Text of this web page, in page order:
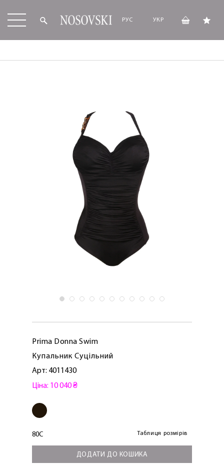
РУС УКР
Prima Donna Swim
Купальник Суцільний
Арт: 4011430
Ціна: 10 040 ₴
80C Таблиця розмірів
ДОДАТИ ДО КОШИКА